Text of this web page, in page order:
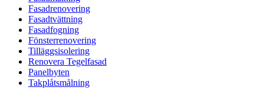
Fasadrenovering
Fasadtvättning
Fasadfogning
Fönsterrenovering
Tilläggsisolering
Renovera Tegelfasad
Panelbyten
Takplåtsmålning